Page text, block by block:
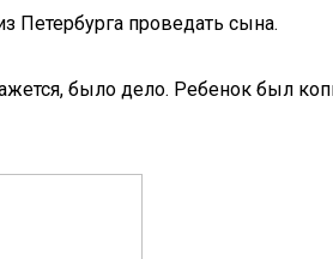
Петербурга проведать сына.
было дело. Ребенок был